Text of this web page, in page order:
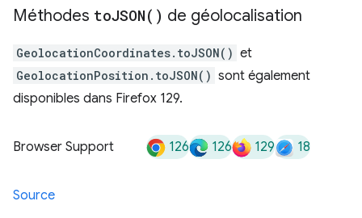
Méthodes toJSON( ) de géolocalisation
GeolocationCoordinates.toJSON() et
GeolocationPosition.toJSON() sont également
disponibles dans Firefox 129.
Browser Support 126 126 129 18
Source